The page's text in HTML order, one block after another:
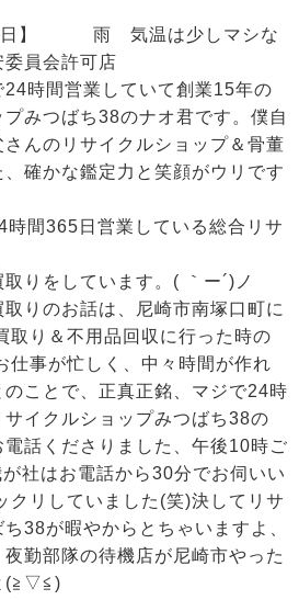
日】 雨 気温は少しマシな
会許可店
24時間営業していて創業15年の
みつばち38のナオ君です。僕自
んのリサイクルショップ＆骨董
確かな鑑定力と笑顔がウリです
時間365日営業している総合リサ
りをしています。( ｀ー´)ノ
りのお話は、尼崎市南塚口町に
取り＆不用品回収に行った時の
仕事が忙しく、中々時間が作れ
ことで、正真正銘、マジで24時
イクルショップみつばち38の
話くださりました、午後10時ご
社はお電話から30分でお伺いい
クリしていました(笑)決してリサ
38が暇やからとちゃいますよ、
勤部隊の待機店が尼崎市やった
(≧▽≦)